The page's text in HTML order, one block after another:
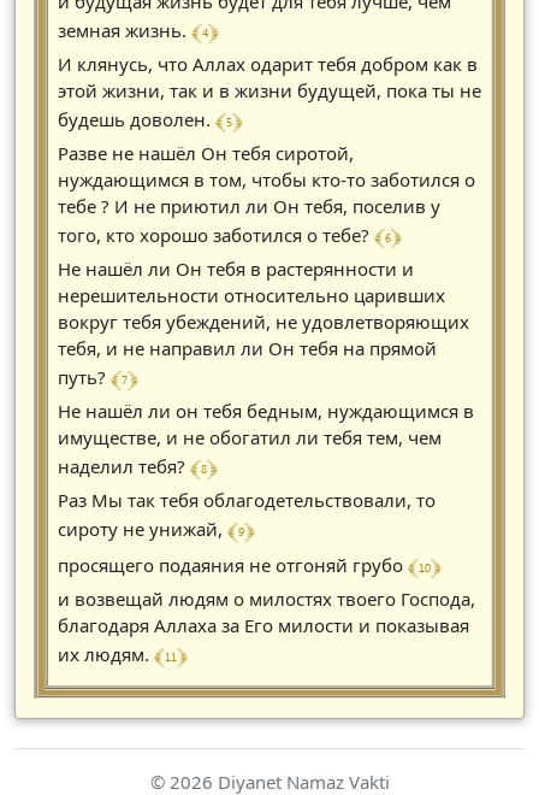
земная жизнь. ﴾ 4 ﴿
И клянусь, что Аллах одарит тебя добром как в
этой жизни, так и в жизни будущей, пока ты не
будешь доволен. ﴾ 5 ﴿
Разве не нашёл Он тебя сиротой,
нуждающимся в том, чтобы кто-то заботился о
тебе ? И не приютил ли Он тебя, поселив у
того, кто хорошо заботился о тебе? ﴾ 6 ﴿
Не нашёл ли Он тебя в растерянности и
нерешительности относительно царивших
вокруг тебя убеждений, не удовлетворяющих
тебя, и не направил ли Он тебя на прямой
путь? ﴾ 7 ﴿
Не нашёл ли он тебя бедным, нуждающимся в
имуществе, и не обогатил ли тебя тем, чем
наделил тебя? ﴾ 8 ﴿
Раз Мы так тебя облагодетельствовали, то
сироту не унижай, ﴾ 9 ﴿
просящего подаяния не отгоняй грубо ﴾ 10 ﴿
и возвещай людям о милостях твоего Господа,
благодаря Аллаха за Его милости и показывая
их людям. ﴾ 11 ﴿
© 2026 Diyanet Namaz Vakti